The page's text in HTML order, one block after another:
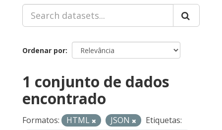
Ordenar por
1 conjunto de dados
encontrado
Formatos: HTML JSON
Etiquetas: